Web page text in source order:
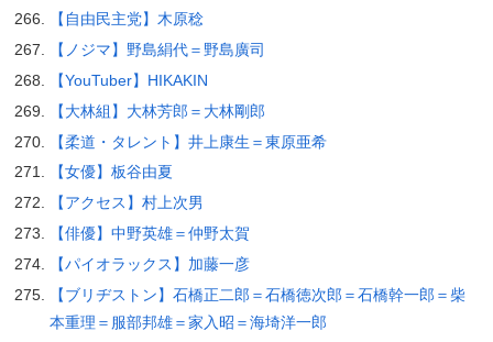
【自由民主党】木原稔
【ノジマ】野島絹代＝野島廣司
【YouTuber】HIKAKIN
【大林組】大林芳郎＝大林剛郎
【柔道・タレント】井上康生＝東原亜希
【女優】板谷由夏
【アクセス】村上次男
【俳優】中野英雄＝仲野太賀
【パイオラックス】加藤一彦
【ブリヂストン】石橋正二郎＝石橋徳次郎＝石橋幹一郎＝柴
本重理＝服部邦雄＝家入昭＝海埼洋一郎